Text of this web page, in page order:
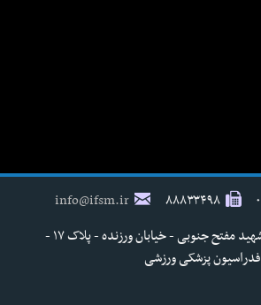
۸۸۸۳۳۴۹۸
info@ifsm.ir
تهران - خیابان شهید مفتح جنوبی - خیابان ورزنده - پلاک ۱۷ -
فدراسیون پزشکی ورزشی